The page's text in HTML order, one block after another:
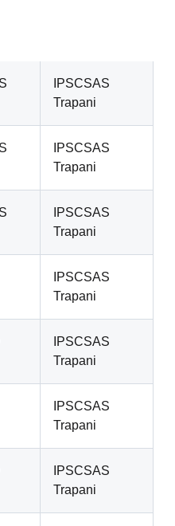
IPSCSAS
Trapani
IPSCSAS
Trapani
IPSCSAS
Trapani
IPSCSAS
Trapani
IPSCSAS
Trapani
IPSCSAS
Trapani
IPSCSAS
Trapani